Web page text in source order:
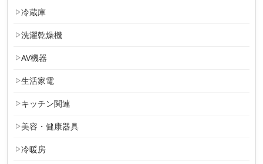
冷蔵庫
洗濯乾燥機
AV機器
生活家電
キッチン関連
美容・健康器具
冷暖房